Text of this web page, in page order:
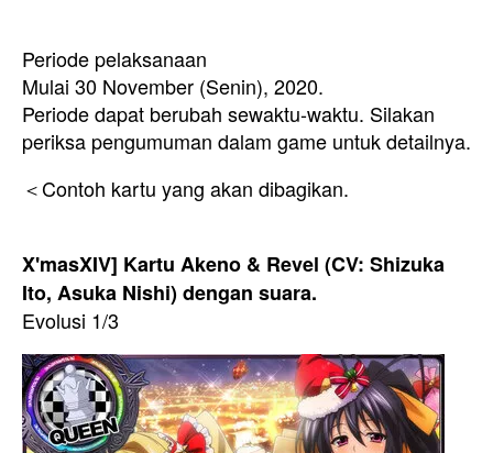
Periode pelaksanaan
Mulai 30 November (Senin), 2020.
Periode dapat berubah sewaktu-waktu. Silakan
periksa pengumuman dalam game untuk detailnya.
＜Contoh kartu yang akan dibagikan.
X'masXIV] Kartu Akeno & Revel (CV: Shizuka
Ito, Asuka Nishi) dengan suara.
Evolusi 1/3